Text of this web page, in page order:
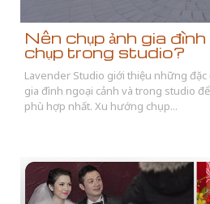
Nên chụp ảnh gia
chụp trong studio?
Lavender Studio giới thiệu những đặc
gia đình ngoại cảnh và trong studio
phù hợp nhất. Xu hướng chụp...